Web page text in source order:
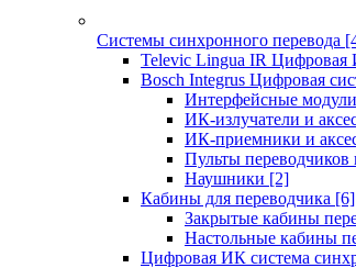
Системы синхронного перевода
Televic Lingua IR Цифровая
Bosch Integrus Цифровая
Интерфейсные модули
ИК-излучатели и
ИК-приемники и
Пульты переводчиков
Наушники [2]
Кабины для переводчика [6]
Закрытые кабины
Настольные кабины
Цифровая ИК система